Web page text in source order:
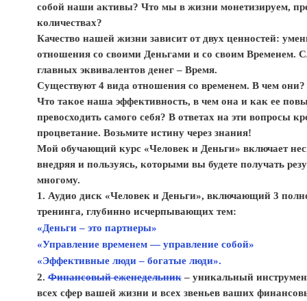
собой наши активы? Что мы в жизни монетизируем,
количествах?
Качество нашей жизни зависит от двух ценностей:
отношения со своими Деньгами и со своим Временем.
главных эквивалентов денег – Время.
Существуют 4 вида отношения со временем. В чем
Что такое наша эффективность, в чем она и как ее
превосходить самого себя? В ответах на эти вопросы
процветание. Возьмите истину через знания!
Мой обучающий курс «Человек и Деньги» включает
внедряя и пользуясь, которыми вы будете получать
многому.
1. Аудио диск «Человек и Деньги», включающий 3
тренинга, глубинно исчерпывающих тем:
«Деньги – это партнеры»
«Управление временем — управление собой»
«Эффективные люди – богатые люди».
2.Финансовый еженедельник– уникальный
всех сфер вашей жизни и всех звеньев ваших